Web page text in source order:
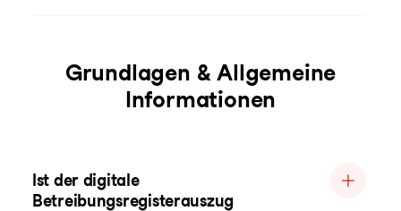
Grundlagen & Allgemeine
Informationen
Ist der digitale
Betreibungsregisterauszug